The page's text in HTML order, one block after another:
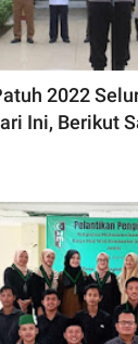
2022
Ini, Berikut